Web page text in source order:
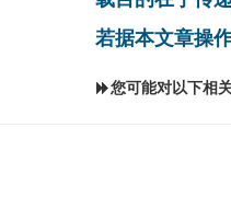
若据本文章操
您可能对以下相